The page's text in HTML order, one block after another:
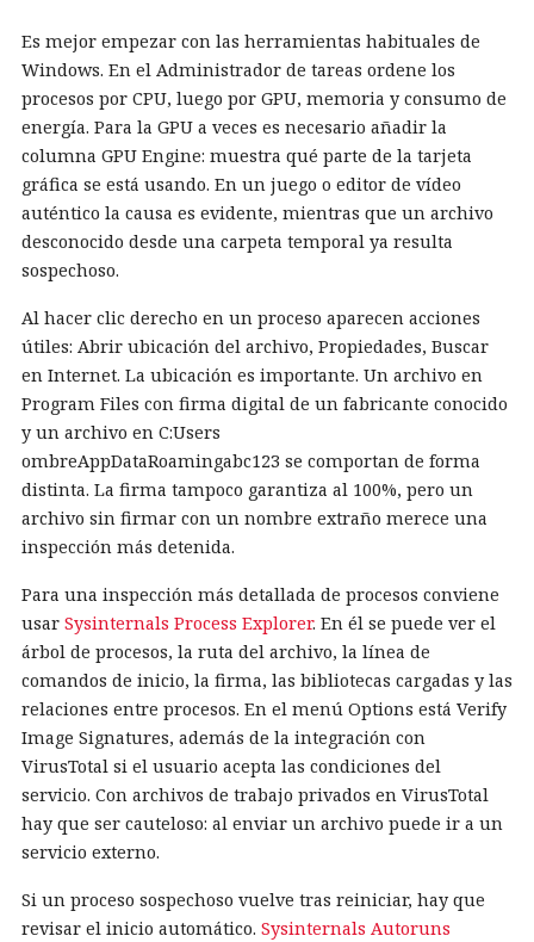
Es mejor empezar con las herramientas habituales de
Windows. En el Administrador de tareas ordene los
procesos por CPU, luego por GPU, memoria y consumo de
energía. Para la GPU a veces es necesario añadir la
columna GPU Engine: muestra qué parte de la tarjeta
gráfica se está usando. En un juego o editor de vídeo
auténtico la causa es evidente, mientras que un archivo
desconocido desde una carpeta temporal ya resulta
sospechoso.
Al hacer clic derecho en un proceso aparecen acciones
útiles: Abrir ubicación del archivo, Propiedades, Buscar
en Internet. La ubicación es importante. Un archivo en
Program Files con firma digital de un fabricante conocido
y un archivo en C:Users
ombreAppDataRoamingabc123 se comportan de forma
distinta. La firma tampoco garantiza al 100%, pero un
archivo sin firmar con un nombre extraño merece una
inspección más detenida.
Para una inspección más detallada de procesos conviene
usar Sysinternals Process Explorer. En él se puede ver el
árbol de procesos, la ruta del archivo, la línea de
comandos de inicio, la firma, las bibliotecas cargadas y las
relaciones entre procesos. En el menú Options está Verify
Image Signatures, además de la integración con
VirusTotal si el usuario acepta las condiciones del
servicio. Con archivos de trabajo privados en VirusTotal
hay que ser cauteloso: al enviar un archivo puede ir a un
servicio externo.
Si un proceso sospechoso vuelve tras reiniciar, hay que
revisar el inicio automático. Sysinternals Autoruns